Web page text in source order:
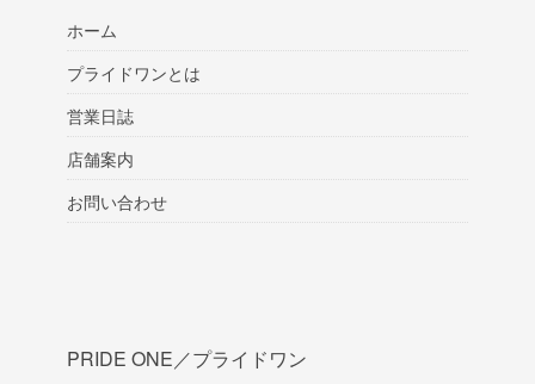
ホーム
プライドワンとは
営業日誌
店舗案内
お問い合わせ
PRIDE ONE／プライドワン